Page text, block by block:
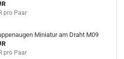
pro Paar
Miniatur am Draht M09
pro Paar